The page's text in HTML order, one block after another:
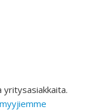
yritysasiakkaita.